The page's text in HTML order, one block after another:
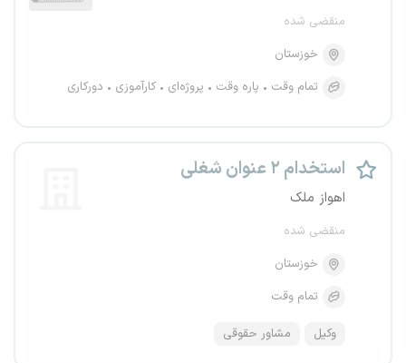
منقضی شده
خوزستان
تمام وقت
پاره وقت پروژه‌ای کارآموزی دورکاری
استخدام ۲ عنوان شغلی
اهواز ملک
منقضی شده
خوزستان
تمام وقت
وکیل مشاور حقوقی